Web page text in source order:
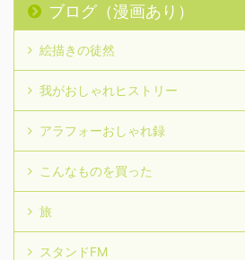
ブログ（漫画あり）
絵描きの徒然
我がおしゃれヒストリー
アラフォーおしゃれ録
こんなものを買った
旅
スタンドFM